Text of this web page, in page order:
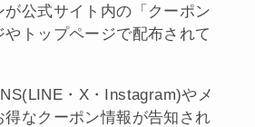
が公式サイト内の「クーポン
やトップページで配布されて
・X・Instagram)やメ
得なクーポン情報が告知され